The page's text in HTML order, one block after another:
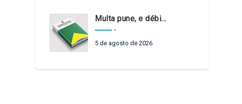
Multa pune, e débito recompõe. § 3º do art. 71 da Constituição: um problema de legística formal
5 de agosto de 2026